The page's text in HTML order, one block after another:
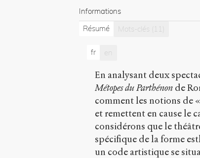
Informations
Résumé
Mots-clés (11)
fr en
En analysant deux
Métopes du Parthénon de
comment les notions de
et remettent en cause le
considérons que le
spécifique de la forme
un code artistique se